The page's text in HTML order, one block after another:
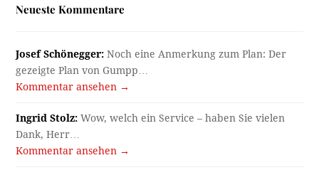
Neueste Kommentare
Josef Schönegger: Noch eine Anmerkung zum Plan: Der
gezeigte Plan von Gumpp…
Kommentar ansehen →
Ingrid Stolz: Wow, welch ein Service – haben Sie vielen
Dank, Herr…
Kommentar ansehen →